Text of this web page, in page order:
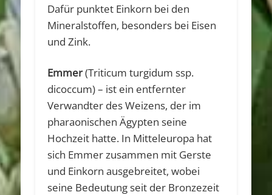
Dafür punktet Einkorn bei den
Mineralstoffen, besonders bei Eisen
und Zink.
Emmer(Triticum turgidum ssp.
dicoccum) – ist ein entfernter
Verwandter des Weizens, der im
pharaonischen Ägypten seine
Hochzeit hatte. In Mitteleuropa hat
sich Emmer zusammen mit Gerste
und Einkorn ausgebreitet, wobei
seine Bedeutung seit der Bronzezeit